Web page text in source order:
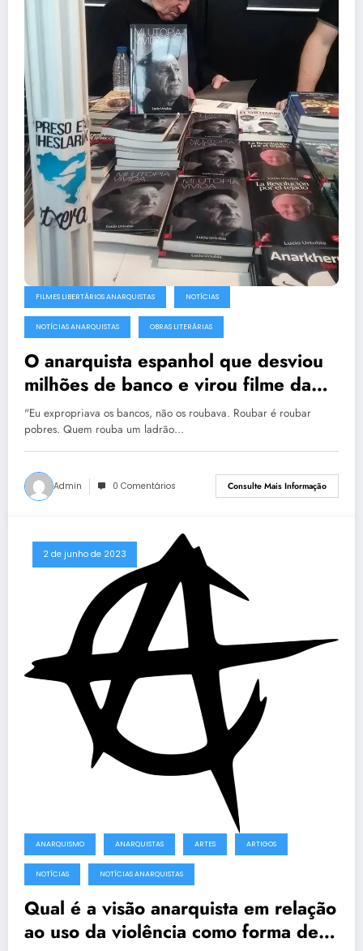
FILMES LIBERTÁRIOS ANARQUISTAS NOTÍCIAS
NOTÍCIAS ANARQUISTAS OBRAS LITERÁRIAS
O anarquista espanhol que desviou
milhões de banco e virou filme da
Netflix
"Eu expropriava os bancos, não os roubava. Roubar é roubar
pobres. Quem rouba um ladrão…
Admin 0 Comentários Consulte Mais Informação
2 de junho de 2023
ANARQUISMO ANARQUISTAS ARTES ARTIGOS
NOTÍCIAS NOTÍCIAS ANARQUISTAS
Qual é a visão anarquista em relação
ao uso da violência como forma de